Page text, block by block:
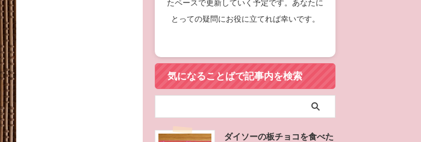
たペースで更新していく予定です。あなたに
とっての疑問にお役に立てれば幸いです。
気になることばで記事内を検索
ダイソーの板チョコを食べた